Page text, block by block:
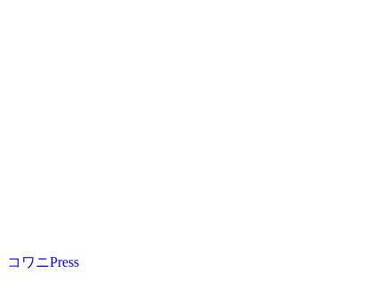
コワニPress